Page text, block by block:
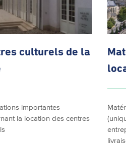
culturels de la
importantes
la location des centres